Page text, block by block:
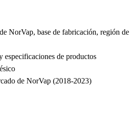
NorVap, base de fabricación, región de
especificaciones de productos
de NorVap (2018-2023)